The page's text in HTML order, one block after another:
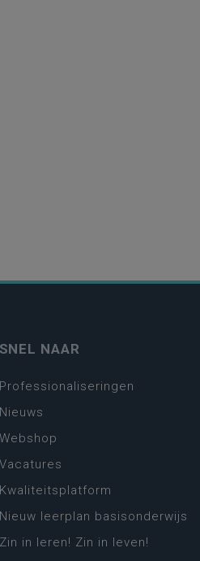
SNEL NAAR
Professionaliseringen
Nieuws
Webshop
Vacatures
Kwaliteitsplatform
Nieuw leerplan basisonderwijs
Zin in leren! Zin in leven!